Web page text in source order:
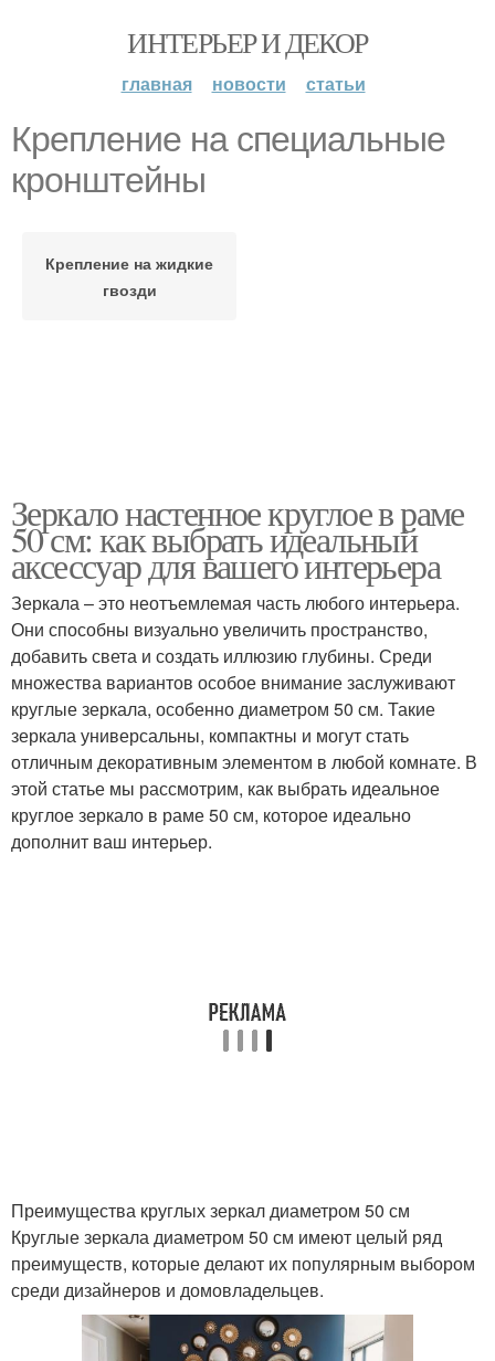
ИНТЕРЬЕР И ДЕКОР
главная новости статьи
Крепление на специальные
кронштейны
Крепление на жидкие
гвозди
Зеркало настенное круглое в раме
50 см: как выбрать идеальный
аксессуар для вашего интерьера
Зеркала – это неотъемлемая часть любого интерьера.
Они способны визуально увеличить пространство,
добавить света и создать иллюзию глубины. Среди
множества вариантов особое внимание заслуживают
круглые зеркала, особенно диаметром 50 см. Такие
зеркала универсальны, компактны и могут стать
отличным декоративным элементом в любой комнате. В
этой статье мы рассмотрим, как выбрать идеальное
круглое зеркало в раме 50 см, которое идеально
дополнит ваш интерьер.
Преимущества круглых зеркал диаметром 50 см
Круглые зеркала диаметром 50 см имеют целый ряд
преимуществ, которые делают их популярным выбором
среди дизайнеров и домовладельцев.